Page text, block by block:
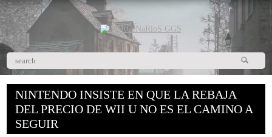
NINTENDO INSISTE EN QUE LA REBAJA
DEL PRECIO DE WII U NO ES EL CAMINO A
SEGUIR